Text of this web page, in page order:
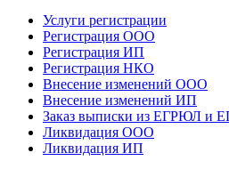
Услуги регистрации
Регистрация ООО
Регистрация ИП
Регистрация НКО
Внесение изменений ООО
Внесение изменений ИП
Заказ выписки из ЕГРЮЛ и
Ликвидация ООО
Ликвидация ИП